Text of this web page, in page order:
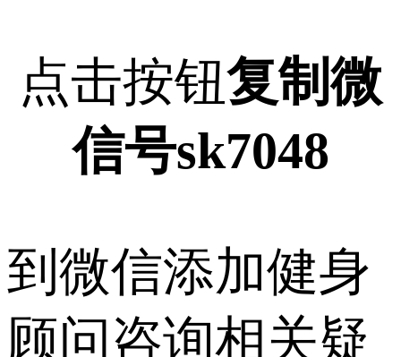
点击按钮复制微
信号sk7048
到微信添加健身
顾问咨询相关疑